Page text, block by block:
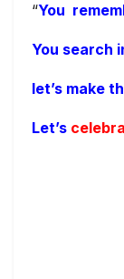
“You
You search
let’s make
Let’s